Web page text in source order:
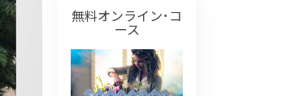
子ども
エシックスとコンディション
無料オンライン･コ
ース